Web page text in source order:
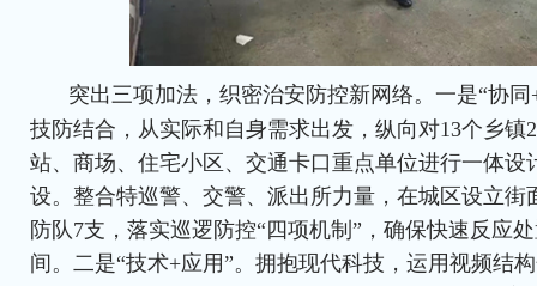
突出三项加法，织密治安防控新网络。一是“协
技防结合，从实际和自身需求出发，纵向对13个乡镇
站、商场、住宅小区、交通卡口重点单位进行一体设
设。整合特巡警、交警、派出所力量，在城区设立街
防队7支，落实巡逻防控“四项机制”，确保快速反应
间。二是“技术+应用”。拥抱现代科技，运用视频结